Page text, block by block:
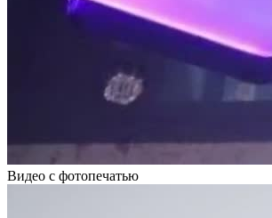
Видео с фотопечатью